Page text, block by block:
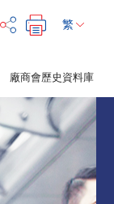
繁
廠商會歷史資料庫